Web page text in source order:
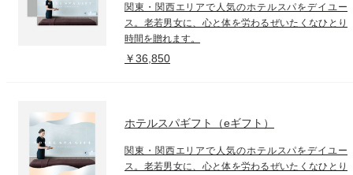
関東・関西エリアで人気のホテルスパをデイユー
ス。老若男女に、心と体を労わるぜいたくなひとり
時間を贈れます。
￥36,850
ホテルスパギフト（eギフト）
関東・関西エリアで人気のホテルスパをデイユー
ス。老若男女に、心と体を労わるぜいたくなひとり